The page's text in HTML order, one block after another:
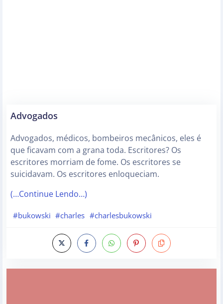
Advogados
Advogados, médicos, bombeiros mecânicos, eles é
que ficavam com a grana toda. Escritores? Os
escritores morriam de fome. Os escritores se
suicidavam. Os escritores enloqueciam.
(…Continue Lendo…)
#bukowski #charles #charlesbukowski